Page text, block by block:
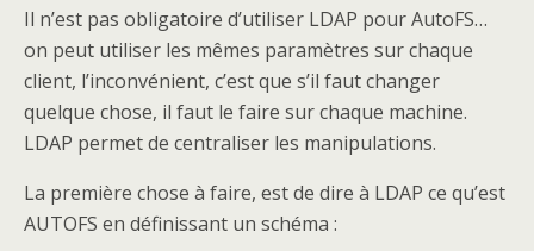
Il n’est pas obligatoire d’utiliser LDAP pour AutoFS…
on peut utiliser les mêmes paramètres sur chaque
client, l’inconvénient, c’est que s’il faut changer
quelque chose, il faut le faire sur chaque machine.
LDAP permet de centraliser les manipulations.
La première chose à faire, est de dire à LDAP ce qu’est
AUTOFS en définissant un schéma :